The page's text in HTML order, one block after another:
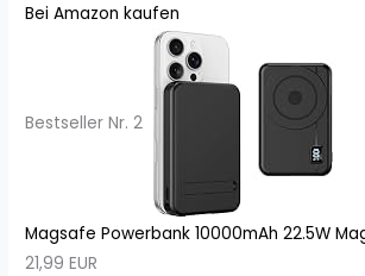
Bei Amazon kaufen
Bestseller Nr. 2
Magsafe Powerbank 10000mAh 22.5W
21,99 EUR